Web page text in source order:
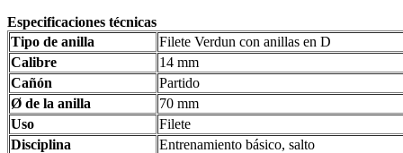
Especificaciones técnicas
Tipo de anilla
Filete Verdun con anillas en D
Calibre
14 mm
Cañón
Partido
Ø de la anilla
70 mm
Uso
Filete
Disciplina
Entrenamiento básico, salto